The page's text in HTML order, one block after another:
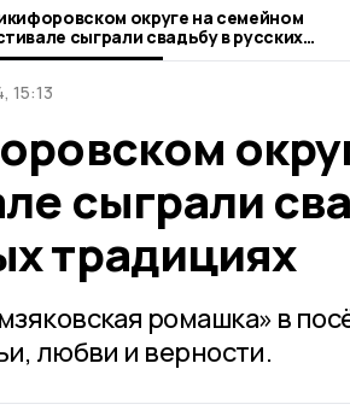
округе на семейном
сыграли свадьбу в русских
традициях
15:13
сыграли
традициях
ромашка» в
любви и верности.